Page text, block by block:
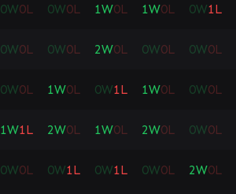
0W0L 0W0L 1W0L 1W0L 0W1L
0W0L 0W0L 2W0L 0W0L 0W0L
0W0L 1W0L 0W1L 1W0L 0W0L
1W1L 2W0L 1W0L 2W0L 0W0L
0W0L 0W1L 0W1L 0W0L 2W0L